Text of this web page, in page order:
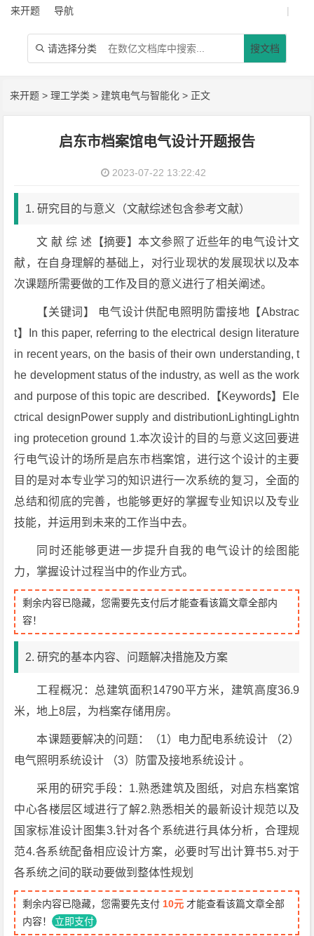
来开题 导航 |
 请选择分类 搜文档
来开题 >理工学类 > 建筑电气与智能化 > 正文
启东市档案馆电气设计开题报告
2023-07-22 13:22:42
1. 研究目的与意义（文献综述包含参考文献）
文 献 综 述【摘要】本文参照了近些年的电气设计文
献，在自身理解的基础上，对行业现状的发展现状以及本
次课题所需要做的工作及目的意义进行了相关阐述。
【关键词】 电气设计供配电照明防雷接地【Abstrac
t】In this paper, referring to the electrical design literature
in recent years, on the basis of their own understanding, t
he development status of the industry, as well as the work
and purpose of this topic are described.【Keywords】Ele
ctrical designPower supply and distributionLightingLightn
ing protecetion ground 1.本次设计的目的与意义这回要进
行电气设计的场所是启东市档案馆，进行这个设计的主要
目的是对本专业学习的知识进行一次系统的复习，全面的
总结和彻底的完善，也能够更好的掌握专业知识以及专业
技能，并运用到未来的工作当中去。
同时还能够更进一步提升自我的电气设计的绘图能
力，掌握设计过程当中的作业方式。
剩余内容已隐藏，您需要先支付后才能查看该篇文章全部内
容！
2. 研究的基本内容、问题解决措施及方案
工程概况：总建筑面积14790平方米，建筑高度36.9
米，地上8层，为档案存储用房。
本课题要解决的问题：（1）电力配电系统设计 （2）
电气照明系统设计 （3）防雷及接地系统设计 。
采用的研究手段：1.熟悉建筑及图纸，对启东档案馆
中心各楼层区域进行了解2.熟悉相关的最新设计规范以及
国家标准设计图集3.针对各个系统进行具体分析，合理规
范4.各系统配备相应设计方案，必要时写出计算书5.对于
各系统之间的联动要做到整体性规划
剩余内容已隐藏，您需要先支付 10元 才能查看该篇文章全部
内容！ 立即支付